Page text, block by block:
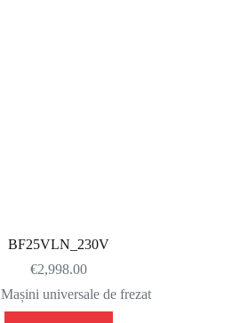
BF25VLN_230V
€2,998.00
Mașini universale de frezat